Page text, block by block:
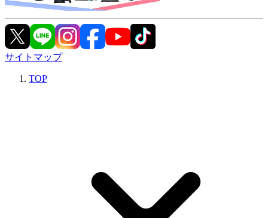
サイトマップ
TOP